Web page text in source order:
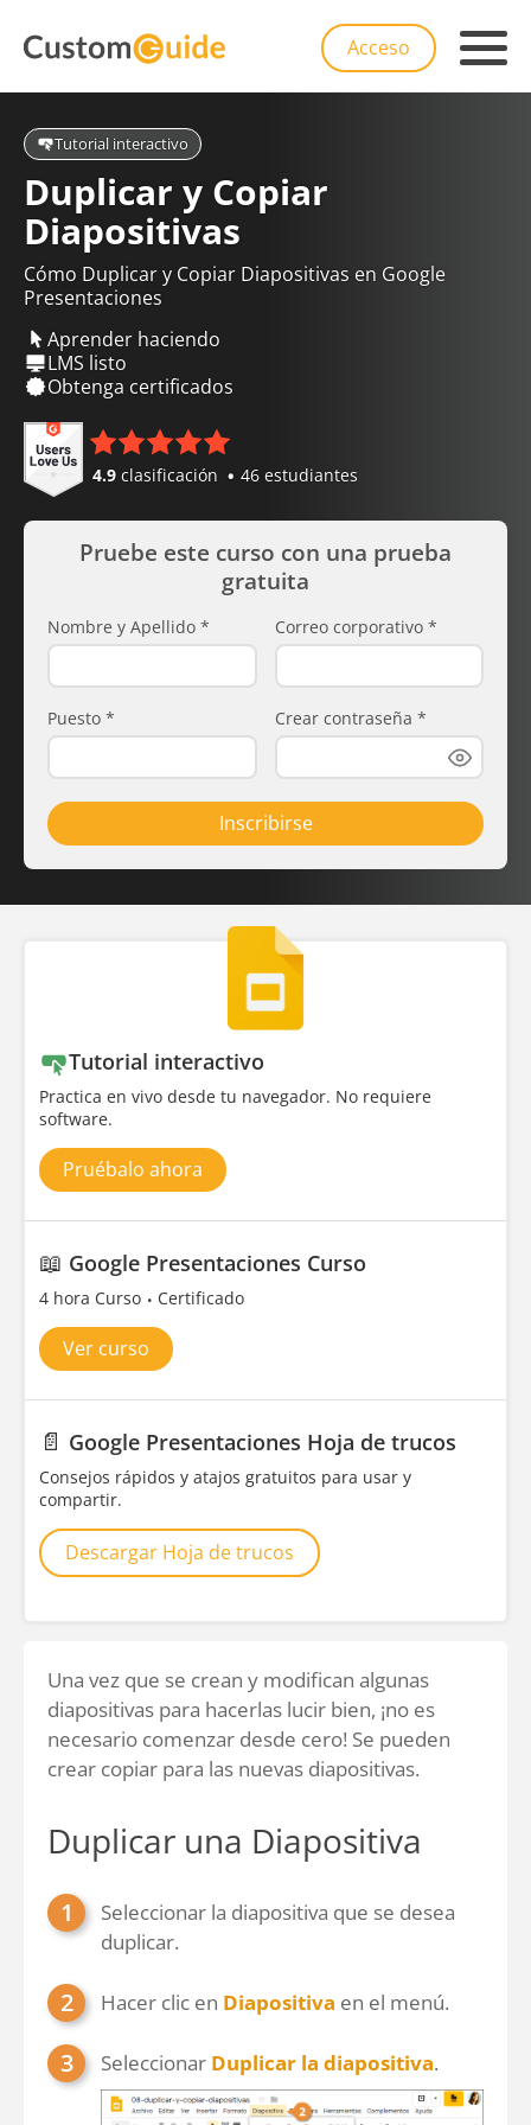
Acceso
Tutorial interactivo
Duplicar y Copiar
Diapositivas
Cómo Duplicar y Copiar Diapositivas en Google
Presentaciones
Aprender haciendo
LMS listo
Obtenga certificados
4.9 clasificación 46 estudiantes
Pruebe este curso con una prueba
gratuita
Nombre y Apellido * Correo corporativo *
Puesto * Crear contraseña *
Inscribirse
Tutorial interactivo
Practica en vivo desde tu navegador. No requiere
software.
Pruébalo ahora
📖 Google Presentaciones Curso
4 hora Curso Certificado
Ver curso
📄 Google Presentaciones Hoja de trucos
Consejos rápidos y atajos gratuitos para usar y
compartir.
Descargar Hoja de trucos
Una vez que se crean y modifican algunas
diapositivas para hacerlas lucir bien, ¡no es
necesario comenzar desde cero! Se pueden
crear copiar para las nuevas diapositivas.
Duplicar una Diapositiva
Seleccionar la diapositiva que se desea
duplicar.
Hacer clic en Diapositiva en el menú.
Seleccionar Duplicar la diapositiva.